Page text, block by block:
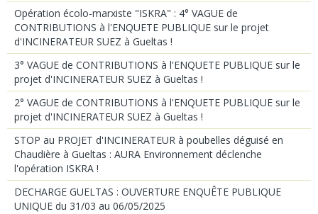
Opération écolo-marxiste "ISKRA" : 4° VAGUE de
CONTRIBUTIONS à l'ENQUETE PUBLIQUE sur le projet
d'INCINERATEUR SUEZ à Gueltas !
3° VAGUE de CONTRIBUTIONS à l'ENQUETE PUBLIQUE sur le
projet d'INCINERATEUR SUEZ à Gueltas !
2° VAGUE de CONTRIBUTIONS à l'ENQUETE PUBLIQUE sur le
projet d'INCINERATEUR SUEZ à Gueltas !
STOP au PROJET d'INCINERATEUR à poubelles déguisé en
Chaudière à Gueltas : AURA Environnement déclenche
l'opération ISKRA !
DECHARGE GUELTAS : OUVERTURE ENQUÊTE PUBLIQUE
UNIQUE du 31/03 au 06/05/2025